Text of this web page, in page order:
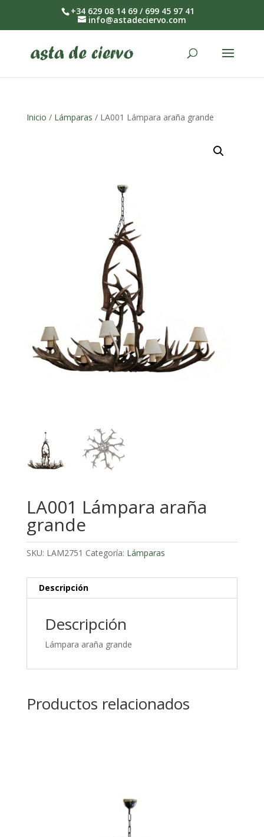
+34 629 08 14 69 / 699 45 97 41
info@astadeciervo.com
Inicio / Lámparas / LA001 Lámpara araña grande
LA001 Lámpara araña
grande
SKU: LAM2751 Categoría: Lámparas
Descripción
Descripción
Lámpara araña grande
Productos relacionados